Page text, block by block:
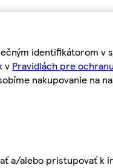
identifikátorom v
v Pravidlách pre
nakupovanie na
alebo pristupovať k